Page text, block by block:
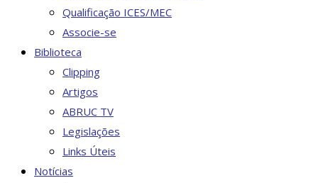
Qualificação ICES/MEC
Associe-se
Biblioteca
Clipping
Artigos
ABRUC TV
Legislações
Links Úteis
Notícias